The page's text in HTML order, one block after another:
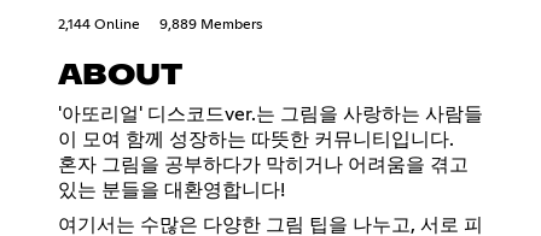
2,144 Online 9,889 Members
ABOUT
'아또리얼' 디스코드ver.는 그림을 사랑하는 사람들
이 모여 함께 성장하는 따뜻한 커뮤니티입니다.
혼자 그림을 공부하다가 막히거나 어려움을 겪고
있는 분들을 대환영합니다!
여기서는 수많은 다양한 그림 팁을 나누고, 서로 피